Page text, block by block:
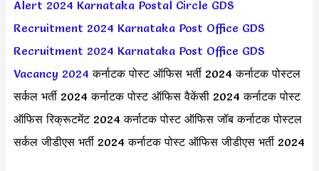
Alert 2024 Karnataka Postal Circle GDS
Recruitment 2024 Karnataka Post Office GDS
Recruitment 2024 Karnataka Post Office GDS
Vacancy 2024 कर्नाटक पोस्ट ऑफिस भर्ती 2024 कर्नाटक पोस्टल
सर्कल भर्ती 2024 कर्नाटक पोस्ट ऑफिस वैकेंसी 2024 कर्नाटक पोस्ट
ऑफिस रिक्रूटमेंट 2024 कर्नाटक पोस्ट ऑफिस जॉब कर्नाटक पोस्टल
सर्कल जीडीएस भर्ती 2024 कर्नाटक पोस्ट ऑफिस जीडीएस भर्ती 2024